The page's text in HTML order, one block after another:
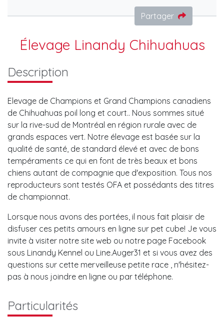
Partager
Élevage Linandy Chihuahuas
Description
Elevage de Champions et Grand Champions canadiens
de Chihuahuas poil long et court.. Nous sommes situé
sur la rive-sud de Montréal en région rurale avec de
grands espaces vert. Notre élevage est basée sur la
qualité de santé, de standard élevé et avec de bons
tempéraments ce qui en font de très beaux et bons
chiens autant de compagnie que d'exposition. Tous nos
reproducteurs sont testés OFA et possédants des titres
de championnat.
Lorsque nous avons des portées, il nous fait plaisir de
disfuser ces petits amours en ligne sur pet cube! Je vous
invite à visiter notre site web ou notre page Facebook
sous Linandy Kennel ou Line.Auger31 et si vous avez des
questions sur cette merveilleuse petite race , n'hésitez-
pas à nous joindre en ligne ou par téléphone.
Particularités